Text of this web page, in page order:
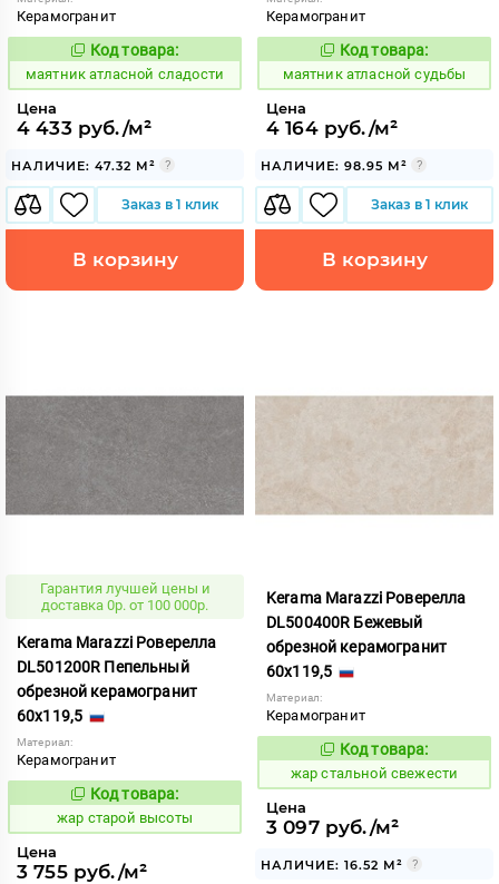
Керамогранит
936845
Код товара:
маятник атласной сладости
Цена
4 433 руб./м²
НАЛИЧИЕ: 47.32 М²
Заказ в 1 клик
В корзину
Керамогранит
936849
Код товара:
маятник атласной судьбы
Цена
4 164 руб./м²
НАЛИЧИЕ: 98.95 М²
Заказ в 1 клик
В корзину
Гарантия лучшей цены и
доставка 0р. от 100 000р.
Kerama Marazzi Роверелла
DL501200R Пепельный
обрезной керамогранит
60x119,5
Материал:
Керамогранит
371507
Код товара:
жар старой высоты
Цена
3 755 руб./м²
Kerama Marazzi Роверелла
DL500400R Бежевый
обрезной керамогранит
60x119,5
Материал:
Керамогранит
371458
Код товара:
жар стальной свежести
Цена
3 097 руб./м²
НАЛИЧИЕ: 16.52 М²